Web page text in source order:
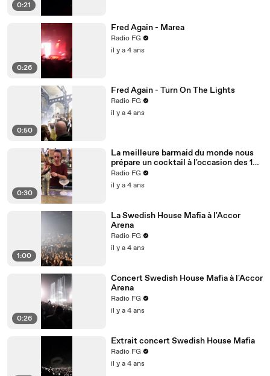
0:21
0:26
Fred Again - Marea
Radio FG
il y a 4 ans
0:50
Fred Again - Turn On The Lights
Radio FG
il y a 4 ans
0:30
La meilleure barmaid du monde nous
prépare un cocktail à l'occasion des 10
ans du Paris Cocktail Festival
Radio FG
il y a 4 ans
1:00
La Swedish House Mafia à l'Accor
Arena
Radio FG
il y a 4 ans
0:26
Concert Swedish House Mafia à l'Accor
Arena
Radio FG
il y a 4 ans
Extrait concert Swedish House Mafia
Radio FG
il y a 4 ans